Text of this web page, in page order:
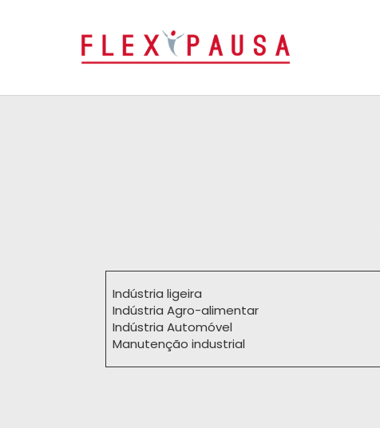
Indústria ligeira
Indústria Agro-alimentar
Indústria Automóvel
Manutenção industrial